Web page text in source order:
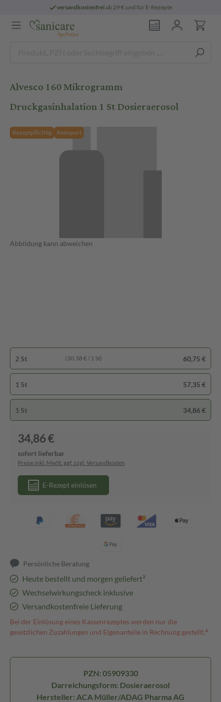
versandkostenfreiab 29 € und für E-Rezepte
Alvesco 160 Mikrogramm
Druckgasinhalation 1 St Dosieraerosol
Rezeptpflichtig Reimport
Abbildung kann abweichen
2 St (30,38 € / 1 St) 60,75 €
1 St 57,35 €
1 St 34,86 €
34,86 €
sofort lieferbar
Preise inkl. MwSt. ggf. zzgl. Versandkosten
E-Rezept einlösen
Persönliche Beratung
Heute bestellt und morgen geliefert³
Wechselwirkungscheck inklusive
Versandkostenfreie Lieferung
Bei der Einlösung eines Kassenrezeptes werden nur die
gesetzlichen Zuzahlungen und Eigenanteile in Rechnung gestellt.⁴
PZN: 05909330
Darreichungsform: Dosieraerosol
Hersteller: ACA Müller/ADAG Pharma AG